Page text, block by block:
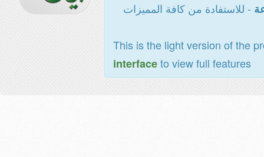
- للاستفادة من كافة المميزات
This is the light version of the
interfaceto view full features